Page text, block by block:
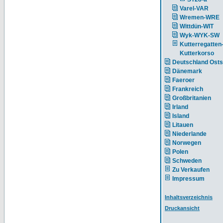
Varel-VAR
Wremen-WRE
Wittdün-WIT
Wyk-WYK-SW
Kutterregatten-
Kutterkorso
Deutschland
Dänemark
Faeroer
Frankreich
Großbritanien
Irland
Island
Litauen
Niederlande
Norwegen
Polen
Schweden
Zu Verkaufen
Impressum
Inhaltsverzeichnis
Druckansicht